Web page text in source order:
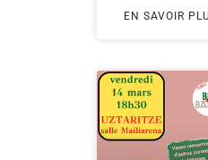
EN SAVOIR